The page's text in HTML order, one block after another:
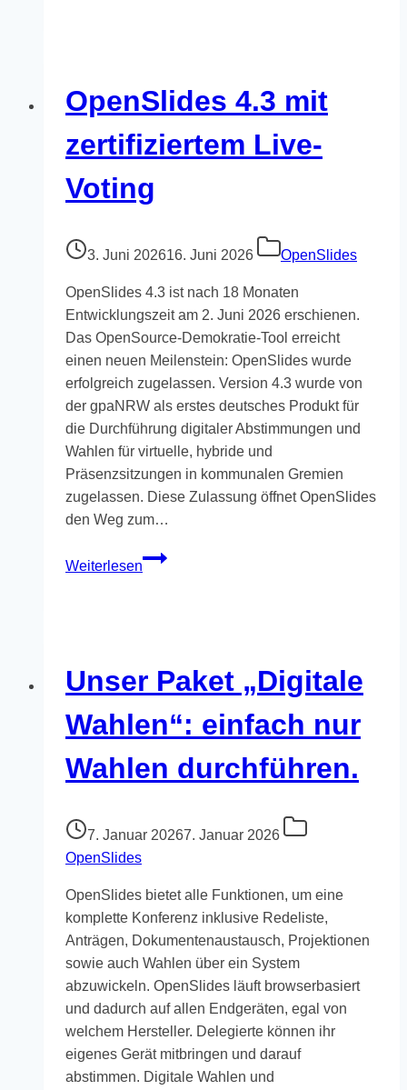
OpenSlides 4.3 mit
zertifiziertem Live-
Voting
3. Juni 202616. Juni 2026 OpenSlides
OpenSlides 4.3 ist nach 18 Monaten
Entwicklungszeit am 2. Juni 2026 erschienen.
Das OpenSource-Demokratie-Tool erreicht
einen neuen Meilenstein: OpenSlides wurde
erfolgreich zugelassen. Version 4.3 wurde von
der gpaNRW als erstes deutsches Produkt für
die Durchführung digitaler Abstimmungen und
Wahlen für virtuelle, hybride und
Präsenzsitzungen in kommunalen Gremien
zugelassen. Diese Zulassung öffnet OpenSlides
den Weg zum…
Weiterlesen
OpenSlides
Voting
Unser Paket „Digitale
Wahlen“: einfach nur
Wahlen durchführen.
7. Januar 20267. Januar 2026
OpenSlides
OpenSlides bietet alle Funktionen, um eine
komplette Konferenz inklusive Redeliste,
Anträgen, Dokumentenaustausch, Projektionen
sowie auch Wahlen über ein System
abzuwickeln. OpenSlides läuft browserbasiert
und dadurch auf allen Endgeräten, egal von
welchem Hersteller. Delegierte können ihr
eigenes Gerät mitbringen und darauf
abstimmen. Digitale Wahlen und